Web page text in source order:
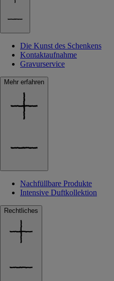
Die Kunst des Schenkens
Kontaktaufnahme
Gravurservice
Mehr erfahren
Nachfüllbare Produkte
Intensive Duftkollektion
Rechtliches